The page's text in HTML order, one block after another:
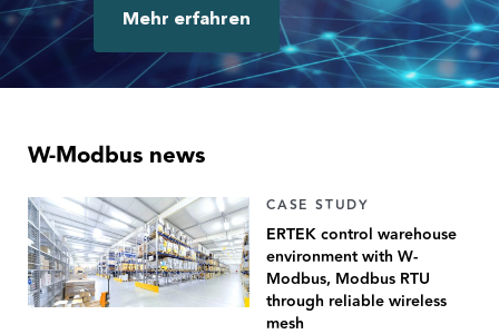
Mehr erfahren
W-Modbus news
CASE STUDY
ERTEK control warehouse
environment with W-
Modbus, Modbus RTU
through reliable wireless
mesh